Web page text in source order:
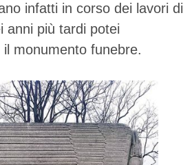
infatti in corso dei lavori di
anni più tardi potei
monumento funebre.